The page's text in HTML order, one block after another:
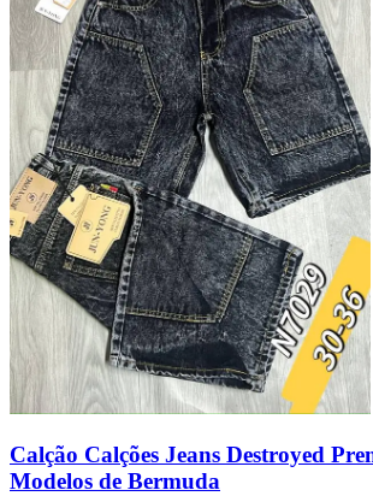
Calção Calções Jeans Destroyed
Modelos de Bermuda